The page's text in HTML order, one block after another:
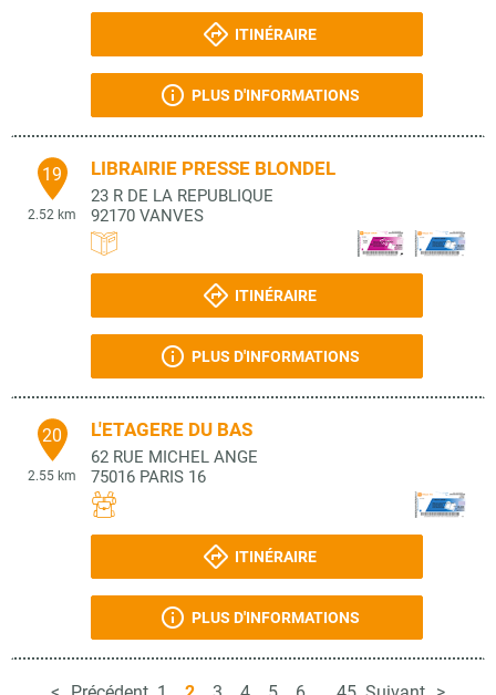
ITINÉRAIRE
PLUS D'INFORMATIONS
19
2.52 km
LIBRAIRIE PRESSE BLONDEL
23 R DE LA REPUBLIQUE
92170 VANVES
ITINÉRAIRE
PLUS D'INFORMATIONS
20
2.55 km
L'ETAGERE DU BAS
62 RUE MICHEL ANGE
75016 PARIS 16
ITINÉRAIRE
PLUS D'INFORMATIONS